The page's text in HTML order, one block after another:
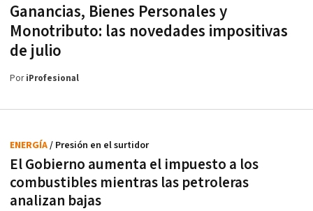
Ganancias, Bienes Personales y
Monotributo: las novedades impositivas
de julio
PoriProfesional
El Gobierno aumenta el impuesto a los
combustibles mientras las petroleras
analizan bajas
ENERGÍA/ Presión en el surtidor